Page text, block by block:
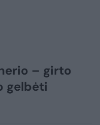
– girto
gelbėti